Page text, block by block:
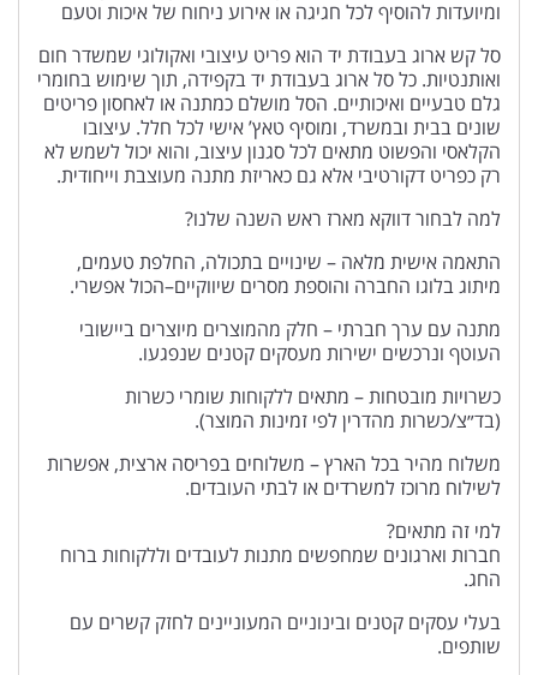
ומיועדות להוסיף לכל חגיגה או אירוע ניחוח של איכות וטעם
סל קש ארוג בעבודת יד הוא פריט עיצובי ואקולוגי שמשדר חום
ואותנטיות. כל סל ארוג בעבודת יד בקפידה, תוך שימוש בחומרי
גלם טבעיים ואיכותיים. הסל מושלם כמתנה או לאחסון פריטים
שונים בבית ובמשרד, ומוסיף טאץ’ אישי לכל חלל. עיצובו
הקלאסי והפשוט מתאים לכל סגנון עיצוב, והוא יכול לשמש לא
רק כפריט דקורטיבי אלא גם כאריזת מתנה מעוצבת וייחודית.
למה לבחור דווקא מארז ראש השנה שלנו?
התאמה אישית מלאה – שינויים בתכולה, החלפת טעמים,
מיתוג בלוגו החברה והוספת מסרים שיווקיים–הכול אפשרי.
מתנה עם ערך חברתי – חלק מהמוצרים מיוצרים ביישובי
העוטף ונרכשים ישירות מעסקים קטנים שנפגעו.
כשרויות מובטחות – מתאים ללקוחות שומרי כשרות
(בד״צ/כשרות מהדרין לפי זמינות המוצר).
משלוח מהיר בכל הארץ – משלוחים בפריסה ארצית, אפשרות
לשילוח מרוכז למשרדים או לבתי העובדים.
למי זה מתאים?
חברות וארגונים שמחפשים מתנות לעובדים וללקוחות ברוח
החג.
בעלי עסקים קטנים ובינוניים המעוניינים לחזק קשרים עם
שותפים.